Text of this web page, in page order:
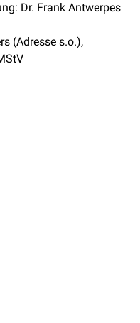
Dr. Frank Antwerpes
(Adresse s.o.),